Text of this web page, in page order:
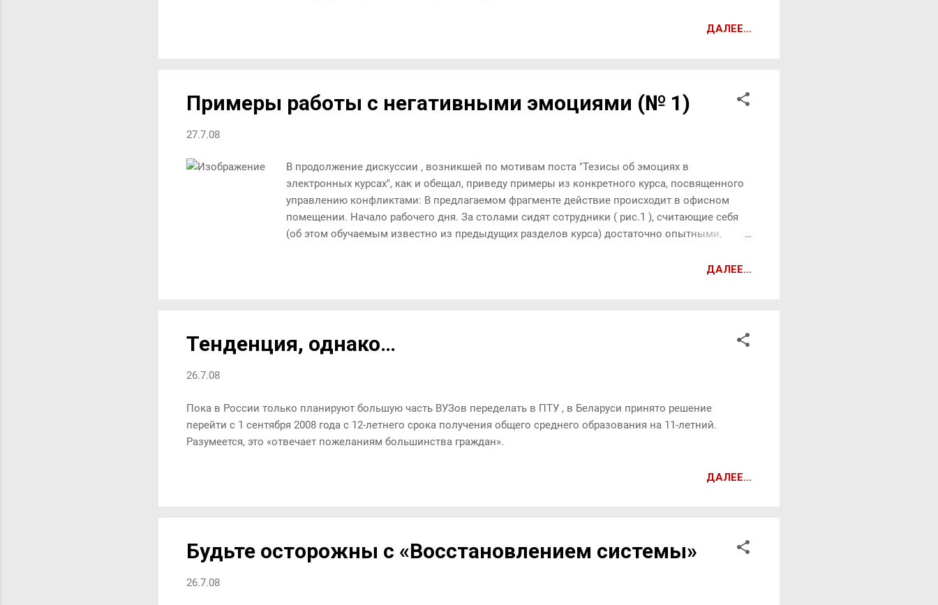
ДАЛЕЕ...
Примеры работы с негативными эмоциями (№ 1)
27.7.08
В продолжение дискуссии , возникшей по мотивам поста "Тезисы об эмоциях в
электронных курсах", как и обещал, приведу примеры из конкретного курса, посвященного
управлению конфликтами: В предлагаемом фрагменте действие происходит в офисном
помещении. Начало рабочего дня. За столами сидят сотрудники ( рис.1 ), считающие себя
(об этом обучаемым известно из предыдущих разделов курса) достаточно опытными,
закончивший вуз и всего вторую неделю работающий в этой компании. Федор : Доброе
обязанностей. - Почему так получается: стоит Федору появиться, как я сразу чувствую себя
ДАЛЕЕ...
Тенденция, однако…
26.7.08
Пока в России только планируют большую часть ВУЗов переделать в ПТУ , в Беларуси принято решение
перейти с 1 сентября 2008 года с 12-летнего срока получения общего среднего образования на 11-летний.
Разумеется, это «отвечает пожеланиям большинства граждан».
ДАЛЕЕ...
Будьте осторожны с «Восстановлением системы»
26.7.08